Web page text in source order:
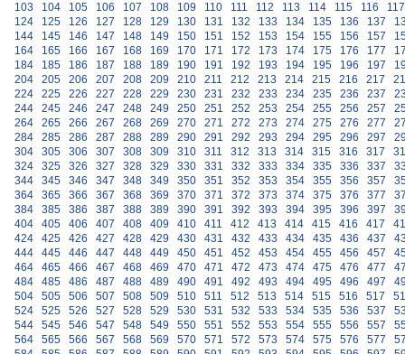
103
104 105 106 107 108 109 110 111 112 113 114 115 116
117
124
125 126 127 128 129 130 131 132 133 134 135 136 137
144
145 146 147 148 149 150 151 152 153 154 155 156 157
164
165 166 167 168 169 170 171 172 173 174 175 176 177
184
185 186 187 188 189 190 191 192 193 194 195 196 197
204
205 206 207 208 209 210 211 212 213 214 215 216 217
224
225 226 227 228 229 230 231 232 233 234 235 236 237
244
245 246 247 248 249 250 251 252 253 254 255 256 257
264
265 266 267 268 269 270 271 272 273 274 275 276 277
284
285 286 287 288 289 290 291 292 293 294 295 296 297
304
305 306 307 308 309 310 311 312 313 314 315 316 317
324
325 326 327 328 329 330 331 332 333 334 335 336 337
344
345 346 347 348 349 350 351 352 353 354 355 356 357
364
365 366 367 368 369 370 371 372 373 374 375 376 377
384
385 386 387 388 389 390 391 392 393 394 395 396 397
404
405 406 407 408 409 410 411 412 413 414 415 416 417
424
425 426 427 428 429 430 431 432 433 434 435 436 437
444
445 446 447 448 449 450 451 452 453 454 455 456 457
464
465 466 467 468 469 470 471 472 473 474 475 476 477
484
485 486 487 488 489 490 491 492 493 494 495 496 497
504
505 506 507 508 509 510 511 512 513 514 515 516 517
524
525 526 527 528 529 530 531 532 533 534 535 536 537
544
545 546 547 548 549 550 551 552 553 554 555 556 557
564
565 566 567 568 569 570 571 572 573 574 575 576 577